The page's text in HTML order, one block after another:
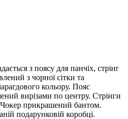
з поясу для панчіх, стрінг
з чорної сітки та
кольору. Пояс
вирізами по центру. Стрінги
прикрашений бантом.
подарунковій коробці.